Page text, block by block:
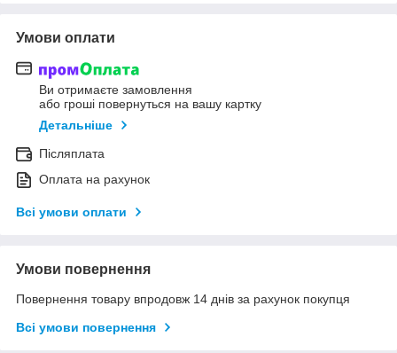
Умови оплати
Ви отримаєте замовлення
або гроші повернуться на вашу картку
Детальніше
Післяплата
Оплата на рахунок
Всі умови оплати
Умови повернення
Повернення товару впродовж 14 днів за рахунок покупця
Всі умови повернення